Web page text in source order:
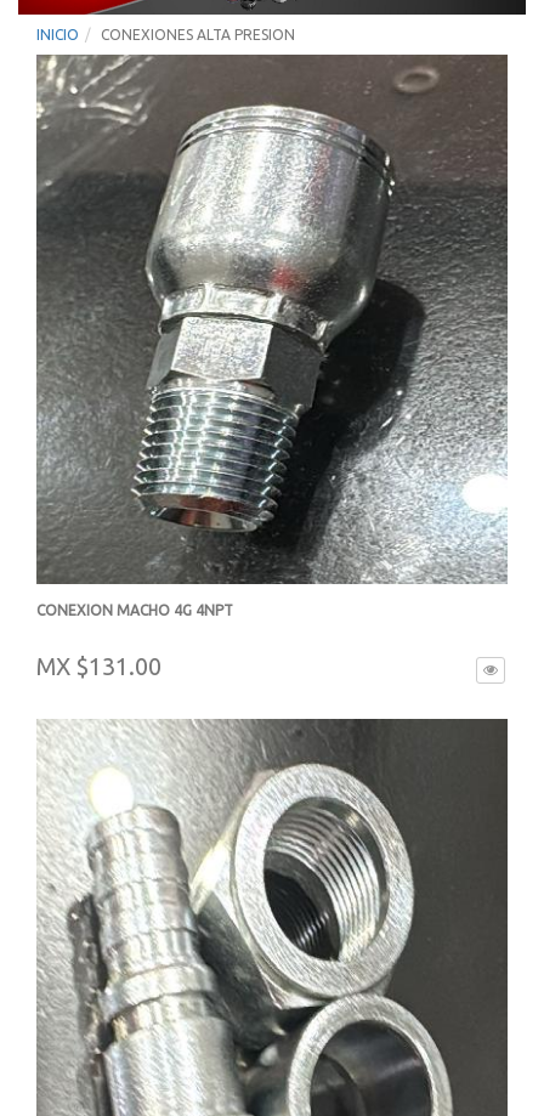
INICIO CONEXIONES ALTA PRESION
CONEXION MACHO 4G 4NPT
MX $131.00